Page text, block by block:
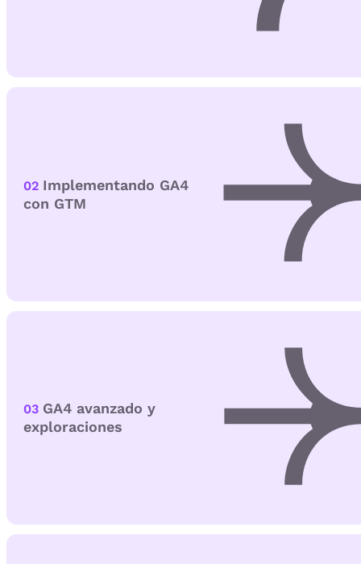
02 Implementando GA4
con GTM
03 GA4 avanzado y
exploraciones